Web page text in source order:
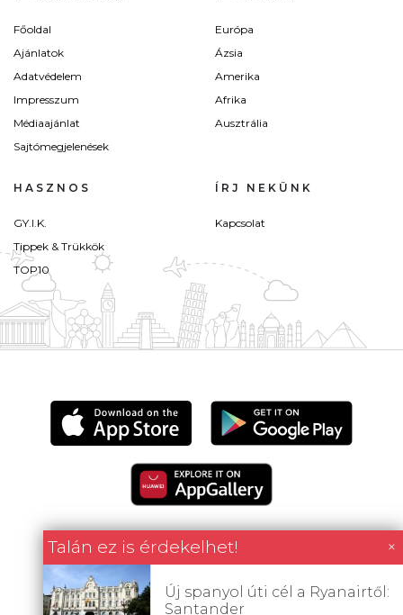
Talán ez is érdekelhet! ×
Új spanyol úti cél a Ryanairtől:
Santander
Főoldal
Ajánlatok
Adatvédelem
Impresszum
Médiaajánlat
Sajtómegjelenések
Európa
Ázsia
Amerika
Afrika
Ausztrália
HASZNOS
GY.I.K.
Tippek & Trükkök
TOP10
ÍRJ NEKÜNK
Kapcsolat
Minden tartalom jogvédett © 2026 Utazómajom.